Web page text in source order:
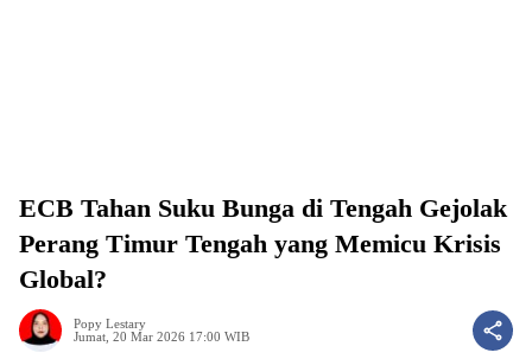
ECB Tahan Suku Bunga di Tengah Gejolak
Perang Timur Tengah yang Memicu Krisis
Global?
Popy Lestary
Jumat, 20 Mar 2026 17:00 WIB